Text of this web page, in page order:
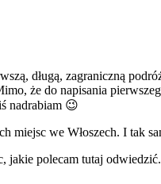
długą, zagraniczną
że do napisania
nadrabiam 😉
miejsc we Włoszech. I tak
polecam tutaj